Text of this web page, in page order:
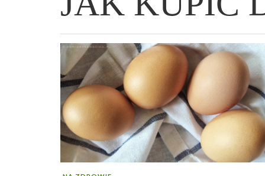
WIELKANOCNA BABKA DROŻDŻOWA –
„TRZYGODZINNA”
„PRZEMIANA” PODRÓŻ DO SIŁY I
WOLNOŚCI :)
GENIALNY ZAKWAS Z BURAKÓW
ROBOTY – WZMACNIA KREW I
AFIRMACJE – TWORZENIE DOBREGO
ŻYCIA!